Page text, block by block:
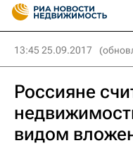
13:45 25.09.2017
Россияне
видом